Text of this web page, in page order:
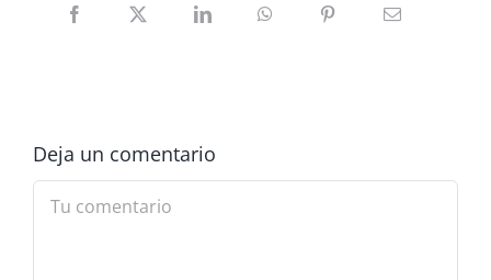
Deja un comentario
Comment